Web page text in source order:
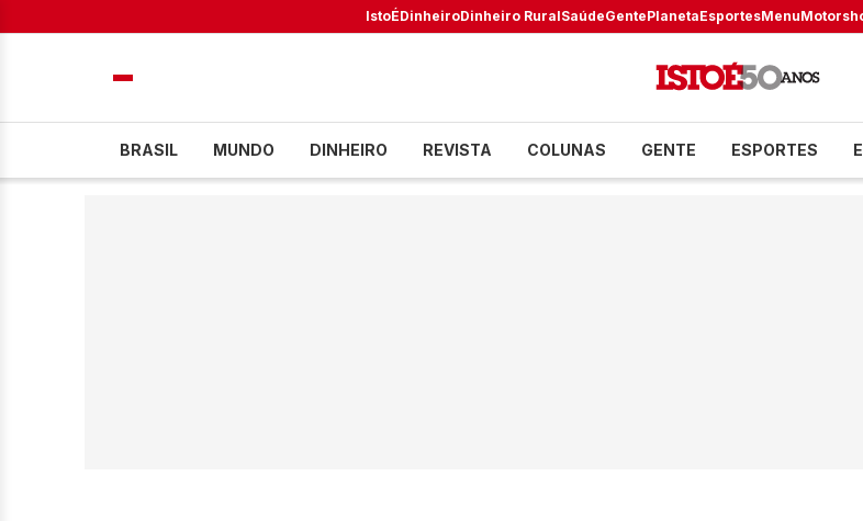
IstoÉDinheiroDinheiro RuralSaúdeGentePlanetaEsportesMenu
BRASIL MUNDO DINHEIRO REVISTA COLUNAS GENTE ESPORTES